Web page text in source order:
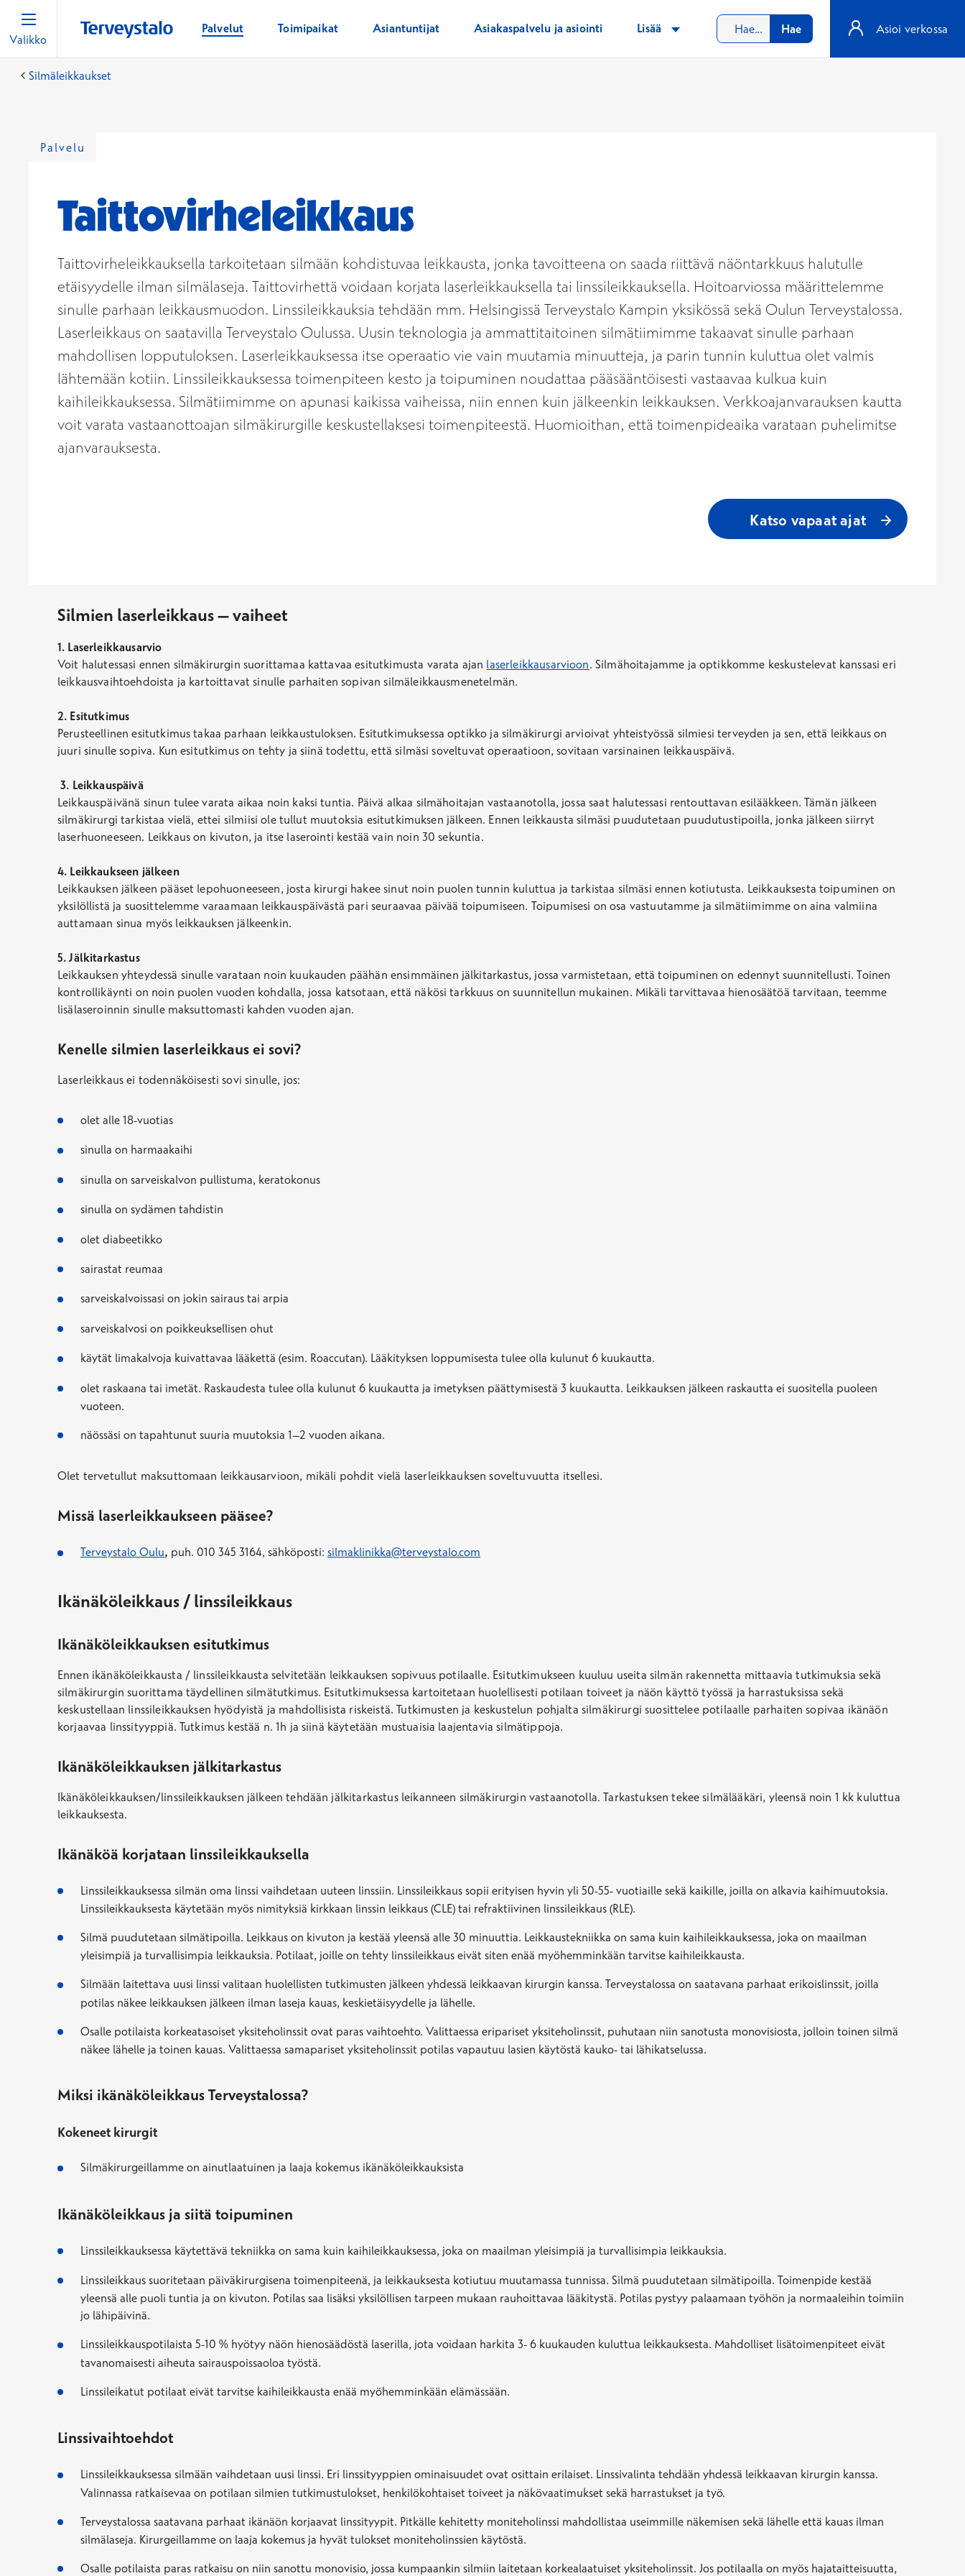
Valikko
Palvelut Toimipaikat Asiantuntijat Asiakaspalvelu ja asiointi Lisää Hae Asioi verkossa
Silmäleikkaukset
Palvelu
Taittovirheleikkaus
Taittovirheleikkauksella tarkoitetaan silmään kohdistuvaa leikkausta, jonka tavoitteena on saada riittävä näöntarkkuus halutulle
etäisyydelle ilman silmälaseja. Taittovirhettä voidaan korjata laserleikkauksella tai linssileikkauksella. Hoitoarviossa määrittelemme
sinulle parhaan leikkausmuodon. Linssileikkauksia tehdään mm. Helsingissä Terveystalo Kampin yksikössä sekä Oulun Terveystalossa.
Laserleikkaus on saatavilla Terveystalo Oulussa. Uusin teknologia ja ammattitaitoinen silmätiimimme takaavat sinulle parhaan
mahdollisen lopputuloksen. Laserleikkauksessa itse operaatio vie vain muutamia minuutteja, ja parin tunnin kuluttua olet valmis
lähtemään kotiin. Linssileikkauksessa toimenpiteen kesto ja toipuminen noudattaa pääsääntöisesti vastaavaa kulkua kuin
kaihileikkauksessa. Silmätiimimme on apunasi kaikissa vaiheissa, niin ennen kuin jälkeenkin leikkauksen. Verkkoajanvarauksen kautta
voit varata vastaanottoajan silmäkirurgille keskustellaksesi toimenpiteestä. Huomioithan, että toimenpideaika varataan puhelimitse
ajanvarauksesta.
Katso vapaat ajat
Silmien laserleikkaus–vaiheet
1. Laserleikkausarvio
Voit halutessasi ennen silmäkirurgin suorittamaa kattavaa esitutkimusta varata ajan laserleikkausarvioon. Silmähoitajamme ja optikkomme keskustelevat kanssasi eri
leikkausvaihtoehdoista ja kartoittavat sinulle parhaiten sopivan silmäleikkausmenetelmän.
2. Esitutkimus
Perusteellinen esitutkimus takaa parhaan leikkaustuloksen. Esitutkimuksessa optikko ja silmäkirurgi arvioivat yhteistyössä silmiesi terveyden ja sen, että leikkaus on
juuri sinulle sopiva. Kun esitutkimus on tehty ja siinä todettu, että silmäsi soveltuvat operaatioon, sovitaan varsinainen leikkauspäivä.
3. Leikkauspäivä
Leikkauspäivänä sinun tulee varata aikaa noin kaksi tuntia. Päivä alkaa silmähoitajan vastaanotolla, jossa saat halutessasi rentouttavan esilääkkeen. Tämän jälkeen
silmäkirurgi tarkistaa vielä, ettei silmiisi ole tullut muutoksia esitutkimuksen jälkeen. Ennen leikkausta silmäsi puudutetaan puudutustipoilla, jonka jälkeen siirryt
laserhuoneeseen. Leikkaus on kivuton, ja itse laserointi kestää vain noin 30 sekuntia.
4. Leikkaukseen jälkeen
Leikkauksen jälkeen pääset lepohuoneeseen, josta kirurgi hakee sinut noin puolen tunnin kuluttua ja tarkistaa silmäsi ennen kotiutusta. Leikkauksesta toipuminen on
yksilöllistä ja suosittelemme varaamaan leikkauspäivästä pari seuraavaa päivää toipumiseen. Toipumisesi on osa vastuutamme ja silmätiimimme on aina valmiina
auttamaan sinua myös leikkauksen jälkeenkin.
5. Jälkitarkastus
Leikkauksen yhteydessä sinulle varataan noin kuukauden päähän ensimmäinen jälkitarkastus, jossa varmistetaan, että toipuminen on edennyt suunnitellusti. Toinen
kontrollikäynti on noin puolen vuoden kohdalla, jossa katsotaan, että näkösi tarkkuus on suunnitellun mukainen. Mikäli tarvittavaa hienosäätöä tarvitaan, teemme
lisälaseroinnin sinulle maksuttomasti kahden vuoden ajan.
Kenelle silmien laserleikkaus ei sovi?
Laserleikkaus ei todennäköisesti sovi sinulle, jos:
olet alle 18-vuotias
sinulla on harmaakaihi
sinulla on sarveiskalvon pullistuma, keratokonus
sinulla on sydämen tahdistin
olet diabeetikko
sairastat reumaa
sarveiskalvoissasi on jokin sairaus tai arpia
sarveiskalvosi on poikkeuksellisen ohut
käytät limakalvoja kuivattavaa lääkettä (esim. Roaccutan). Lääkityksen loppumisesta tulee olla kulunut 6 kuukautta.
olet raskaana tai imetät. Raskaudesta tulee olla kulunut 6 kuukautta ja imetyksen päättymisestä 3 kuukautta. Leikkauksen jälkeen raskautta ei suositella puoleen
vuoteen.
näössäsi on tapahtunut suuria muutoksia 1–2 vuoden aikana.
Olet tervetullut maksuttomaan leikkausarvioon, mikäli pohdit vielä laserleikkauksen soveltuvuutta itsellesi.
Missä laserleikkaukseen pääsee?
Terveystalo Oulu, puh. 010 345 3164, sähköposti: silmaklinikka@terveystalo.com
Ikänäköleikkaus / linssileikkaus
Ikänäköleikkauksen esitutkimus
Ennen ikänäköleikkausta / linssileikkausta selvitetään leikkauksen sopivuus potilaalle. Esitutkimukseen kuuluu useita silmän rakennetta mittaavia tutkimuksia sekä
silmäkirurgin suorittama täydellinen silmätutkimus. Esitutkimuksessa kartoitetaan huolellisesti potilaan toiveet ja näön käyttö työssä ja harrastuksissa sekä
keskustellaan linssileikkauksen hyödyistä ja mahdollisista riskeistä. Tutkimusten ja keskustelun pohjalta silmäkirurgi suosittelee potilaalle parhaiten sopivaa ikänäön
korjaavaa linssityyppiä. Tutkimus kestää n. 1h ja siinä käytetään mustuaisia laajentavia silmätippoja.
Ikänäköleikkauksen jälkitarkastus
Ikänäköleikkauksen/linssileikkauksen jälkeen tehdään jälkitarkastus leikanneen silmäkirurgin vastaanotolla. Tarkastuksen tekee silmälääkäri, yleensä noin 1 kk kuluttua
leikkauksesta.
Ikänäköä korjataan linssileikkauksella
Linssileikkauksessa silmän oma linssi vaihdetaan uuteen linssiin. Linssileikkaus sopii erityisen hyvin yli 50-55- vuotiaille sekä kaikille, joilla on alkavia kaihimuutoksia.
Linssileikkauksesta käytetään myös nimityksiä kirkkaan linssin leikkaus (CLE) tai refraktiivinen linssileikkaus (RLE).
Silmä puudutetaan silmätipoilla. Leikkaus on kivuton ja kestää yleensä alle 30 minuuttia. Leikkaustekniikka on sama kuin kaihileikkauksessa, joka on maailman
yleisimpiä ja turvallisimpia leikkauksia. Potilaat, joille on tehty linssileikkaus eivät siten enää myöhemminkään tarvitse kaihileikkausta.
Silmään laitettava uusi linssi valitaan huolellisten tutkimusten jälkeen yhdessä leikkaavan kirurgin kanssa. Terveystalossa on saatavana parhaat erikoislinssit, joilla
potilas näkee leikkauksen jälkeen ilman laseja kauas, keskietäisyydelle ja lähelle.
Osalle potilaista korkeatasoiset yksiteholinssit ovat paras vaihtoehto. Valittaessa eripariset yksiteholinssit, puhutaan niin sanotusta monovisiosta, jolloin toinen silmä
näkee lähelle ja toinen kauas. Valittaessa samapariset yksiteholinssit potilas vapautuu lasien käytöstä kauko- tai lähikatselussa.
Miksi ikänäköleikkaus Terveystalossa?
Kokeneet kirurgit
Silmäkirurgeillamme on ainutlaatuinen ja laaja kokemus ikänäköleikkauksista
Ikänäköleikkaus ja siitä toipuminen
Linssileikkauksessa käytettävä tekniikka on sama kuin kaihileikkauksessa, joka on maailman yleisimpiä ja turvallisimpia leikkauksia.
Linssileikkaus suoritetaan päiväkirurgisena toimenpiteenä, ja leikkauksesta kotiutuu muutamassa tunnissa. Silmä puudutetaan silmätipoilla. Toimenpide kestää
yleensä alle puoli tuntia ja on kivuton. Potilas saa lisäksi yksilöllisen tarpeen mukaan rauhoittavaa lääkitystä. Potilas pystyy palaamaan työhön ja normaaleihin toimiin
jo lähipäivinä.
Linssileikkauspotilaista 5-10 % hyötyy näön hienosäädöstä laserilla, jota voidaan harkita 3- 6 kuukauden kuluttua leikkauksesta. Mahdolliset lisätoimenpiteet eivät
tavanomaisesti aiheuta sairauspoissaoloa työstä.
Linssileikatut potilaat eivät tarvitse kaihileikkausta enää myöhemminkään elämässään.
Linssivaihtoehdot
Linssileikkauksessa silmään vaihdetaan uusi linssi. Eri linssityyppien ominaisuudet ovat osittain erilaiset. Linssivalinta tehdään yhdessä leikkaavan kirurgin kanssa.
Valinnassa ratkaisevaa on potilaan silmien tutkimustulokset, henkilökohtaiset toiveet ja näkövaatimukset sekä harrastukset ja työ.
Terveystalossa saatavana parhaat ikänäön korjaavat linssityypit. Pitkälle kehitetty moniteholinssi mahdollistaa useimmille näkemisen sekä lähelle että kauas ilman
silmälaseja. Kirurgeillamme on laaja kokemus ja hyvät tulokset moniteholinssien käytöstä.
Osalle potilaista paras ratkaisu on niin sanottu monovisio, jossa kumpaankin silmiin laitetaan korkealaatuiset yksiteholinssit. Jos potilaalla on myös hajataitteisuutta,